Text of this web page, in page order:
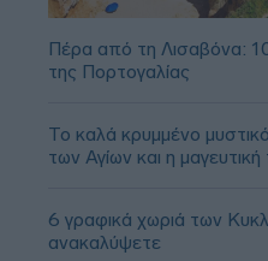
Πέρα από τη Λισαβόνα:
της Πορτογαλίας
Το καλά κρυμμένο
των Αγίων και η
6 γραφικά χωριά των
ανακαλύψετε